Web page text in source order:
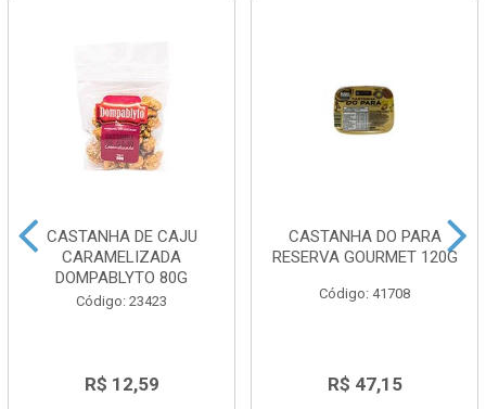
CASTANHA DE CAJU
CARAMELIZADA
DOMPABLYTO 80G
Código: 23423
R$ 12,59
CASTANHA DO PARA
RESERVA GOURMET 120G
Código: 41708
R$ 47,15